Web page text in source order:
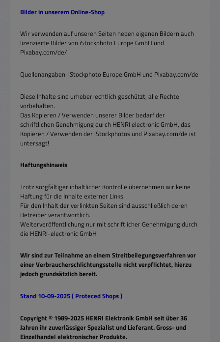
Bilder in unserem Online-Shop
Wir verwenden auf unseren Seiten neben eigenen Bildern auch
lizenzierte Bilder von iStockphoto Europe GmbH und
Pixabay.com/de/
Quellenangaben: iStockphoto Europe GmbH und Pixabay.com/de
Diese Inhalte sind urheberrechtlich geschützt, alle Rechte
vorbehalten.
Das Kopieren / Verwenden unserer Bilder bedarf der
schriftlichen Genehmigung durch HENRI electronic GmbH, das
Kopieren / Verwenden der iStockphotos und Pixabay.com/de ist
untersagt!
Haftungshinweis
Trotz sorgfältiger inhaltlicher Kontrolle übernehmen wir keine
Haftung für die Inhalte externer Links.
Für den Inhalt der verlinkten Seiten sind ausschließlich deren
Betreiber verantwortlich.
Weiterveröffentlichung nur mit schriftlicher Genehmigung durch
die HENRI-electronic GmbH
Wir sind zur Teilnahme an einem Streitbeilegungsverfahren vor
einer Verbraucherschlichtungsstelle nicht verpflichtet, hierzu
jedoch grundsätzlich bereit.
Stand 10-09-2025 ( Proteced Shops )
Copyright © 1989-2025 HENRI Elektronik GmbH seit über 36
Jahren ihr zuverlässiger Spezialist und Lieferant. Gross- und
Einzelhandel elektronischer Produkte.